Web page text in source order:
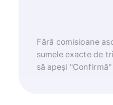
Fără comisioane
sumele exacte de
să apeși "Confirmă"